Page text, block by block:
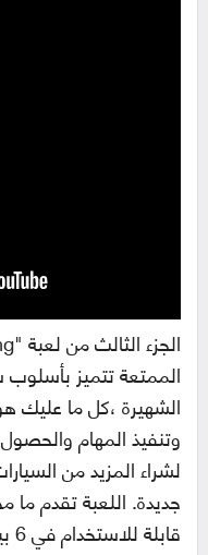
الممتعة تتميز
الشهيرة ،كل ما عليك
وتنفيذ المهام
لشراء المزيد من
قابلة للاستخدام في 6 بيئات.